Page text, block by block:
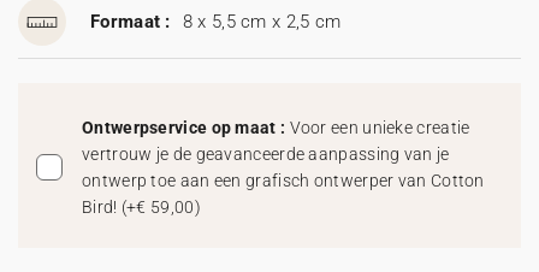
Formaat : 8 x 5,5 cm x 2,5 cm
Ontwerpservice op maat : Voor een unieke creatie
vertrouw je de geavanceerde aanpassing van je
ontwerp toe aan een grafisch ontwerper van Cotton
Bird! (+€ 59,00)